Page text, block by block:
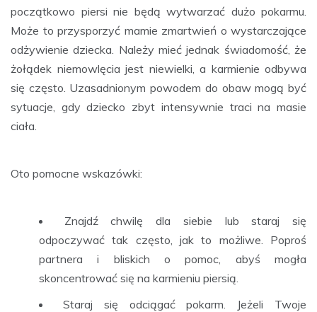
początkowo piersi nie będą wytwarzać dużo pokarmu.
Może to przysporzyć mamie zmartwień o wystarczające
odżywienie dziecka. Należy mieć jednak świadomość, że
żołądek niemowlęcia jest niewielki, a karmienie odbywa
się często. Uzasadnionym powodem do obaw mogą być
sytuacje, gdy dziecko zbyt intensywnie traci na masie
ciała.
Oto pomocne wskazówki:
Znajdź chwilę dla siebie lub staraj się
odpoczywać tak często, jak to możliwe. Poproś
partnera i bliskich o pomoc, abyś mogła
skoncentrować się na karmieniu piersią.
Staraj się odciągać pokarm. Jeżeli Twoje